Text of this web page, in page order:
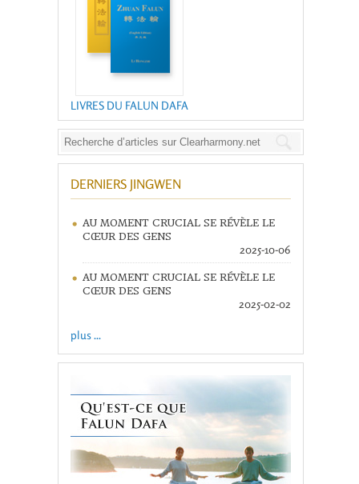
LIVRES DU FALUN DAFA
DERNIERS JINGWEN
AU MOMENT CRUCIAL SE RÉVÈLE LE
CŒUR DES GENS
2025-10-06
AU MOMENT CRUCIAL SE RÉVÈLE LE
CŒUR DES GENS
2025-02-02
plus ...